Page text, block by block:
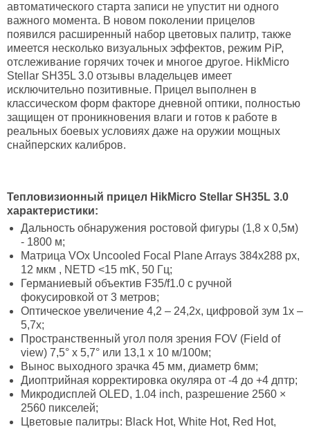
автоматического старта записи не упустит ни одного
важного момента. В новом поколении прицелов
появился расширенный набор цветовых палитр, также
имеется несколько визуальных эффектов, режим PiP,
отслеживание горячих точек и многое другое. HikMicro
Stellar SH35L 3.0 отзывы владельцев имеет
исключительно позитивные. Прицел выполнен в
классическом форм факторе дневной оптики, полностью
защищен от проникновения влаги и готов к работе в
реальных боевых условиях даже на оружии мощных
снайперских калибров.
Тепловизионный прицел HikMicro Stellar SH35L 3.0
характеристики:
Дальность обнаружения ростовой фигуры (1,8 х 0,5м)
- 1800 м;
Матрица VOx Uncooled Focal Plane Arrays 384х288 px,
12 мкм , NETD <15 mK, 50 Гц;
Германиевый объектив F35/f1.0 с ручной
фокусировкой от 3 метров;
Оптическое увеличение 4,2 – 24,2х, цифровой зум 1x –
5,7х;
Пространственный угол поля зрения FOV (Field of
view) 7,5° х 5,7° или 13,1 х 10 м/100м;
Вынос выходного зрачка 45 мм, диаметр 6мм;
Диоптрийная корректировка окуляра от -4 до +4 дптр;
Микродисплей OLED, 1.04 inch, разрешение 2560 ×
2560 пикселей;
Цветовые палитры: Black Hot, White Hot, Red Hot,